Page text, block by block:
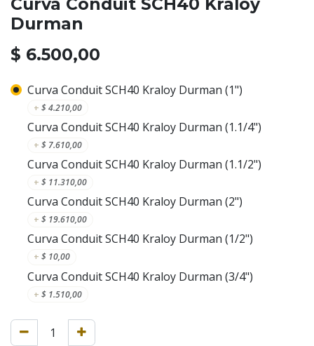
Durman
$ 6.500,00
Curva Conduit SCH40 Kraloy Durman (1")
+ $4.210,00
Curva Conduit SCH40 Kraloy Durman (1.1/4")
+ $ 7.610,00
Curva Conduit SCH40 Kraloy Durman (1.1/2")
+ $ 11.310,00
Curva Conduit SCH40 Kraloy Durman (2")
+ $ 19.610,00
Curva Conduit SCH40 Kraloy Durman (1/2")
+ $ 10,00
Curva Conduit SCH40 Kraloy Durman (3/4")
+ $ 1.510,00